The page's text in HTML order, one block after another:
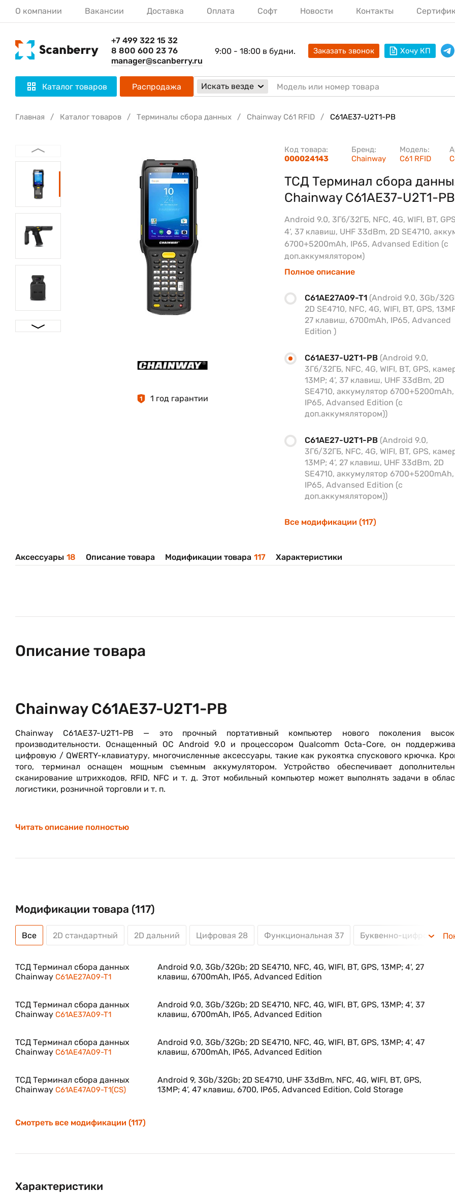
О компании Вакансии Доставка Оплата Софт Новости Контакты
+7 499 322 15 32
8 800 600 23 76
manager@scanberry.ru
9:00 - 18:00 в будни. Заказать звонок Хочу КП
Каталог товаров Распродажа Искать везде
Главная Каталог товаров Терминалы сбора данных Chainway C61 RFID C61AE37-U2T1-PB
1 1 год гарантии
Бренд:
Chainway
Модель:
C61 RFID
Код товара:
000024143
ТСД Терминал сбора
Chainway C61AE37-U2T1-PB
Android 9.0, 3Гб/32ГБ, NFC, 4G, WIFI, BT,
4‘, 37 клавиш, UHF 33dBm, 2D SE4710,
6700+5200mAh, IP65, Advansed Edition (с
доп.аккумялятором)
Полное описание
C61AE27A09-T1 (Android 9.0, 3Gb/
2D SE4710, NFC, 4G, WIFI, BT, GPS,
27 клавиш, 6700mAh, IP65, Advanced
Edition )
C61AE37-U2T1-PB (Android 9.0,
3Гб/32ГБ, NFC, 4G, WIFI, BT, GPS,
13MP; 4‘, 37 клавиш, UHF 33dBm, 2D
SE4710, аккумулятор 6700+5200mAh,
IP65, Advansed Edition (с
доп.аккумялятором))
C61AE27-U2T1-PB (Android 9.0,
3Гб/32ГБ, NFC, 4G, WIFI, BT, GPS,
13MP; 4‘, 27 клавиш, UHF 33dBm, 2D
SE4710, аккумулятор 6700+5200mAh,
IP65, Advansed Edition (с
доп.аккумялятором))
Все модификации (117)
Аксессуары 18 Описание товара Модификации товара 117 Характеристики
Описание товара
Chainway C61AE37-U2T1-PB
Chainway C61AE37-U2T1-PB — это прочный портативный компьютер нового поколения
производительности. Оснащенный ОС Android 9.0 и процессором Qualcomm Octa-Core, он
цифровую / QWERTY-клавиатуру, многочисленные аксессуары, такие как рукоятка спускового крючка.
того, терминал оснащен мощным съемным аккумулятором. Устройство обеспечивает
сканирование штрихкодов, RFID, NFC и т. д. Этот мобильный компьютер может выполнять задачи в
логистики, розничной торговли и т. п.
Читать описание полностью
Модификации товара (117)
Все 2D стандартный 2D дальний Цифровая 28 Функциональная 37 Буквенно-цифровая 47
ТСД Терминал сбора данных
Chainway C61AE27A09-T1
Android 9.0, 3Gb/32Gb; 2D SE4710, NFC, 4G, WIFI, BT, GPS, 13MP; 4‘, 27
клавиш, 6700mAh, IP65, Advanced Edition
ТСД Терминал сбора данных
Chainway C61AE37A09-T1
Android 9.0, 3Gb/32Gb; 2D SE4710, NFC, 4G, WIFI, BT, GPS, 13MP; 4‘, 37
клавиш, 6700mAh, IP65, Advanced Edition
ТСД Терминал сбора данных
Chainway C61AE47A09-T1
Android 9.0, 3Gb/32Gb; 2D SE4710, NFC, 4G, WIFI, BT, GPS, 13MP; 4‘, 47
клавиш, 6700mAh, IP65, Advanced Edition
ТСД Терминал сбора данных
Chainway C61AE47A09-T1(CS)
Android 9, 3Gb/32Gb; 2D SE4710, UHF 33dBm, NFC, 4G, WIFI, BT, GPS,
13MP; 4‘, 47 клавиш, 6700, IP65, Advanced Edition, Cold Storage
Смотреть все модификации (117)
Характеристики